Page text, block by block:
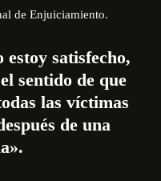
de Enjuiciamiento.
estoy satisfecho,
sentido de que
las víctimas
de una